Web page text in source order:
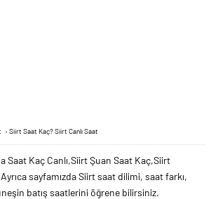
› Siirt Saat Kaç? Siirt Canlı Saat
Saat Kaç Canlı,Siirt Şuan Saat Kaç,Siirt
sayfamızda Siirt saat dilimi, saat farkı,
batış saatlerini öğrene bilirsiniz.